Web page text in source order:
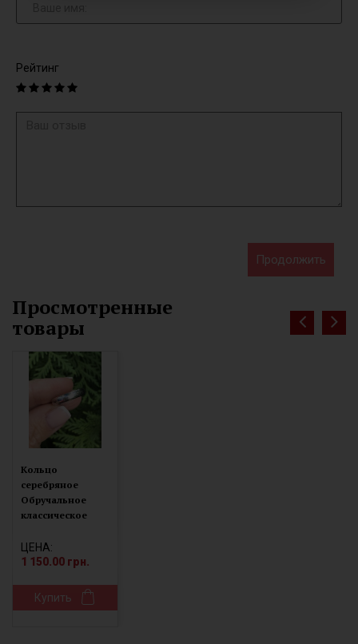
Рейтинг
Продолжить
Просмотренные
товары
Кольцо
серебряное
Обручальное
классическое
ЦЕНА:
1 150.00 грн.
Купить